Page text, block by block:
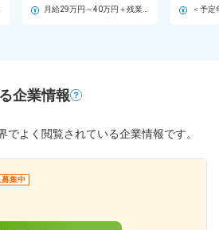
企業情報
でよく閲覧されている企業情報です。
集中